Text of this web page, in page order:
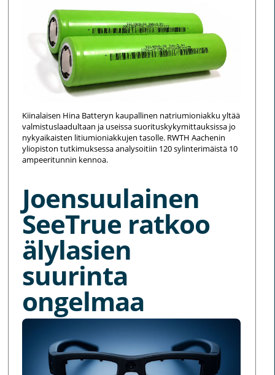
Kiinalaisen Hina Batteryn kaupallinen natriumioniakku yltää
valmistuslaadultaan ja useissa suorituskykymittauksissa jo
nykyaikaisten litiumioniakkujen tasolle. RWTH Aachenin
yliopiston tutkimuksessa analysoitiin 120 sylinterimäistä 10
ampeeritunnin kennoa.
Joensuulainen
SeeTrue ratkoo
älylasien
suurinta
ongelmaa